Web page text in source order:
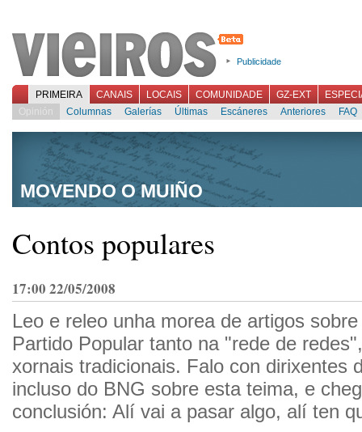
Publicidade
PRIMEIRA CANAIS LOCAIS COMUNIDADE GZ-EXT
Opinión
Columnas Galerías Últimas Escáneres Anteriores FAQ
MOVENDO O MUIÑO
Contos populares
17:00 22/05/2008
Leo e releo unha morea de artigos
Partido Popular tanto na "rede de
xornais tradicionais. Falo con dirixentes
incluso do BNG sobre esta teima, e
conclusión: Alí vai a pasar algo, alí ten